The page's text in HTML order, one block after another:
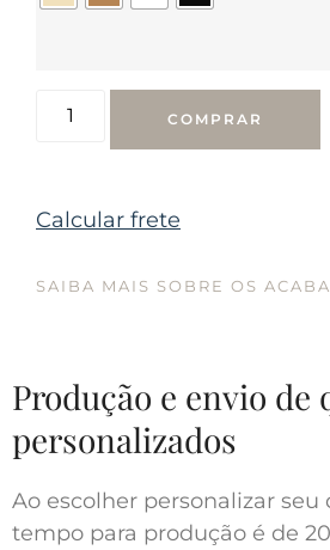
COMPRAR
Calcular frete
SAIBA MAIS SOBRE OS
Produção e envio de
personalizados
Ao escolher personalizar seu
tempo para produção é de